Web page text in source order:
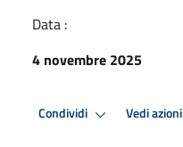
Data :
4 novembre 2025
Condividi Vedi azioni